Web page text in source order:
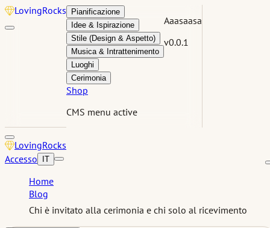
LovingRocks
Pianificazione
Idee & Ispirazione
Stile (Design & Aspetto)
Musica & Intrattenimento
Luoghi
Cerimonia
Shop
CMS menu active
Aaasaasa
v0.0.1
LovingRocks
Accesso
IT
Home
Blog
Chi è invitato alla cerimonia e chi solo al ricevimento